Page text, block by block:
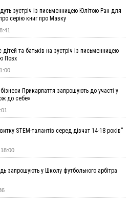
очікується сильна спека до 39°
чоловіка, який зливав з цистерни
госпіталізації та оновили правила
невідомі засипали
зафіксували нові температурні
державі 1,5 га лісу із трьома
громаді
планують зробити сквер з
пожежі будинку травмувалась
зустріч із письменницею Юлітою Ран для
серію книг про Мавку
та батьків на зустріч із письменницею
Повх
Прикарпаття запрошують до участі у
до себе»
STEM-талантів серед дівчат 14-18 років”
запрошують у Школу футбольного арбітра